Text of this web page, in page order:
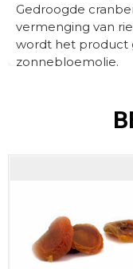
Gedroogde
vermenging van
wordt het product
zonnebloemolie.
Meervoudig: